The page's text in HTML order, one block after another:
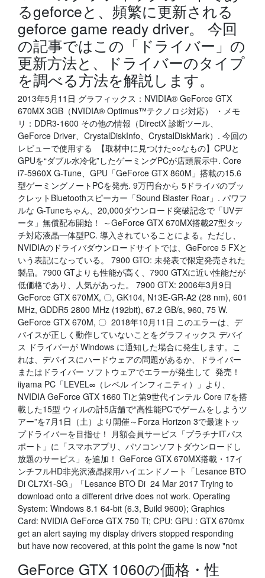
るgeforceと、頻繁に更新される
geforce game ready driver。 今回
の記事ではこの「ドライバー」の
更新方法と、ドライバーのタイプ
を調べる方法を解説します。
2013年5月11日 グラフィックス：NVIDIA® GeForce GTX
670MX 3GB（NVIDIA® Optimus™テクノロジ対応） ・メモ
リ：DDR3-1600 その他の情報（DirectX 診断ツール、
GeForce Driver、CrystalDiskInfo、CrystalDiskMark）. 今回の
レビューで使用する 【取材中に見つけた○○なもの】CPUと
GPUを“ダブル水冷化”したゲーミングPCが店頭展示中. Core
i7-5960X G-Tune、GPU「GeForce GTX 860M」搭載の15.6
型ゲーミングノートPCを発売. 9万円台から 5ドライバのブッ
クレットBluetoothスピーカー「Sound Blaster Roar」. パワフ
ルな G-Tuneちゃん、20,000ダウンロード突破記念で「UVデ
ータ」無償配布開始！ ～GeForce GTX 670MX搭載27型タッ
チ対応液晶一体型PC. 導入されていることによる。ただし、
NVIDIAのドライバダウンロードサイトでは、GeForce 5 FXと
いう表記になっている。 7900 GTO: 未発表で限定発売された
製品。7900 GTよりも性能が高く、7900 GTXに近い性能だが
低価格であり、人気があった。 7900 GTX: 2006年3月9日
GeForce GTX 670MX, 〇, GK104, N13E-GR-A2 (28 nm), 601
MHz, GDDR5 2800 MHz (192bit), 67.2 GB/s, 960, 75 W.
GeForce GTX 670M, 〇 2018年10月11日 このエラーは、デ
バイスが正しく動作していないことをグラフィックス デバイ
ス ドライバーが Windows に通知した場合に発生します。こ
れは、デバイスにハードウェアの問題があるか、ドライバー
またはドライバー ソフトウェアでエラーが発生して 発売！
iiyama PC「LEVEL∞（レベル インフィニティ）」より、
NVIDIA GeForce GTX 1660 Tiと第9世代インテル Core i7を搭
載した15型 ウィルの計5店舗で“高性能PCでゲームをしようツ
アー”を7月1日（土）より開催～Forza Horizon 3で最速トッ
プドライバーを目指せ！ 月額会員サービス「プラチナITパス
ポート」に「スマホアプリ、パソコンソフトダウンロードし
放題のサービス」を追加！ GeForce GTX 670MX搭載・17イ
ンチフルHD非光沢液晶採用ハイエンドノート「Lesance BTO
Di CL7X1-SG」「Lesance BTO Di 24 Mar 2017 Trying to
download onto a different drive does not work. Operating
System: Windows 8.1 64-bit (6.3, Build 9600); Graphics
Card: NVIDIA GeForce GTX 750 Ti; CPU: GPU : GTX 670mx
get an alert saying my display drivers stopped responding
but have now recovered, at this point the game is now "not
GeForce GTX 1060の価格・性